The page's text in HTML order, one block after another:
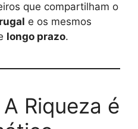
que compartilham o
e os mesmos
longo prazo.
Riqueza é